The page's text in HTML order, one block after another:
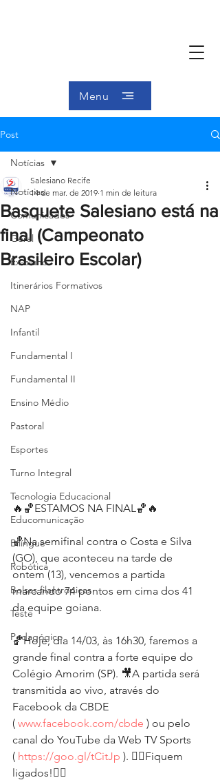
Menu
Post
Notícias
Comunicados
Geral
Ex-aluno
Itinerários Formativos
NAP
Infantil
Fundamental I
Fundamental II
Ensino Médio
Pastoral
Esportes
Turno Integral
Tecnologia Educacional
Educomunicação
Bilíngue
Robótica
Bolsas filantrópicas
Teste
Pedagógico
Notícias
Basquete Salesiano está na
final (Campeonato
Brasileiro Escolar)
Salesiano Recife
14 de mar. de 2019 1 min de leitura
🔥🏀ESTAMOS NA FINAL🏀🔥
🏀Na semifinal contra o Costa e Silva
(GO), que aconteceu na tarde de
ontem (13), vencemos a partida
marcando 74 pontos em cima dos 41
da equipe goiana.
🏀Hoje, dia 14/03, às 16h30, faremos a
grande final contra a forte equipe do
Colégio Amorim (SP). 🎥A partida será
transmitida ao vivo, através do
Facebook da CBDE
( www.facebook.com/cbde ) ou pelo
canal do YouTube da Web TV Sports
( https://goo.gl/tCitJp ). 👉🏼Fiquem
ligados!👈🏼